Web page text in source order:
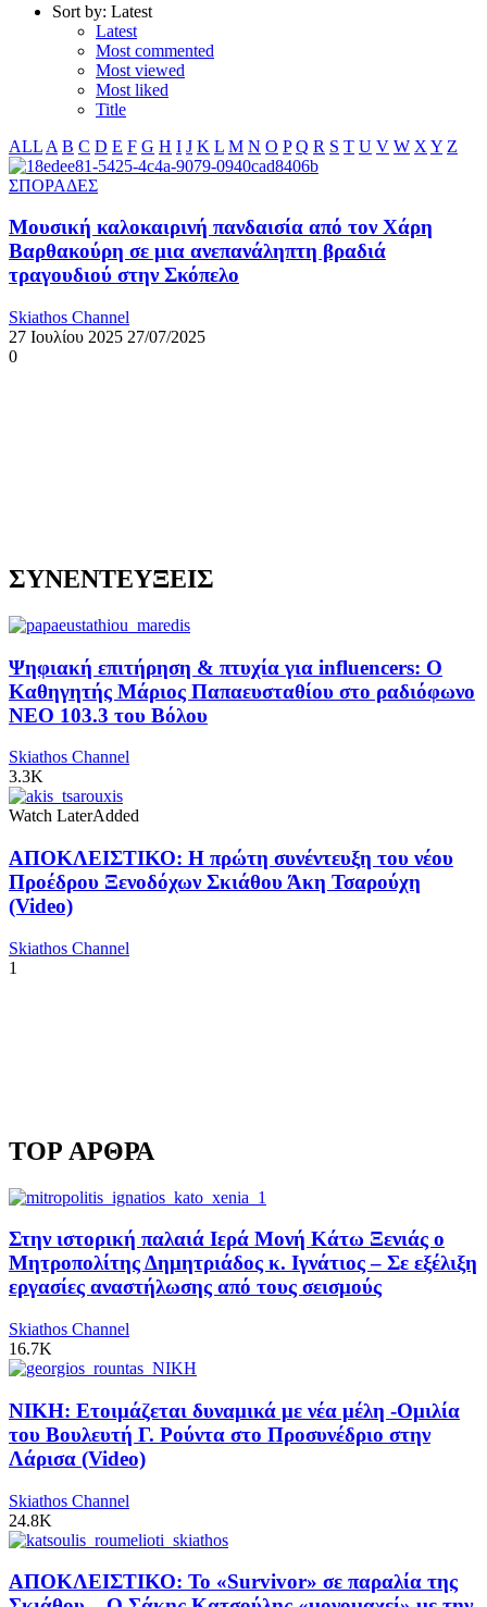
Sort by: Latest
Latest
Most commented
Most viewed
Most liked
Title
ALL A B C D E F G H I J K L M N O P Q R S T U V W X Y Z
ΣΠΟΡΑΔΕΣ
Μουσική καλοκαιρινή πανδαισία από τον Χάρη
Βαρθακούρη σε μια ανεπανάληπτη βραδιά
τραγουδιού στην Σκόπελο
Skiathos Channel
27 Ιουλίου 2025 27/07/2025
0
ΣΥΝΕΝΤΕΥΞΕΙΣ
Ψηφιακή επιτήρηση & πτυχία για influencers: Ο
Καθηγητής Μάριος Παπαευσταθίου στο ραδιόφωνο
NEO 103.3 του Βόλου
Skiathos Channel
3.3K
Watch LaterAdded
ΑΠΟΚΛΕΙΣΤΙΚΟ: Η πρώτη συνέντευξη του νέου
Προέδρου Ξενοδόχων Σκιάθου Άκη Τσαρούχη
(Video)
Skiathos Channel
1
TOP ΑΡΘΡΑ
Στην ιστορική παλαιά Ιερά Μονή Κάτω Ξενιάς ο
Μητροπολίτης Δημητριάδος κ. Ιγνάτιος – Σε εξέλιξη
εργασίες αναστήλωσης από τους σεισμούς
Skiathos Channel
16.7K
ΝΙΚΗ: Ετοιμάζεται δυναμικά με νέα μέλη -Ομιλία
του Βουλευτή Γ. Ρούντα στο Προσυνέδριο στην
Λάρισα (Video)
Skiathos Channel
24.8K
ΑΠΟΚΛΕΙΣΤΙΚΟ: Το «Survivor» σε παραλία της